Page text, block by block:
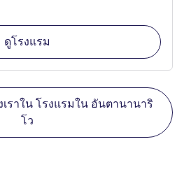
ดูโรงแรม
ราใน โรงแรมใน อันตานานาริ
โว